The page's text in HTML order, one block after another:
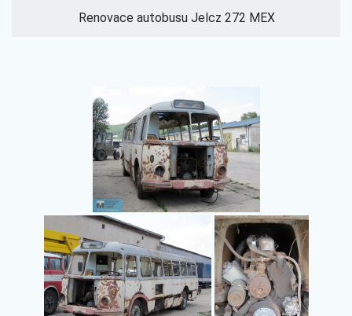
Renovace autobusu Jelcz 272 MEX